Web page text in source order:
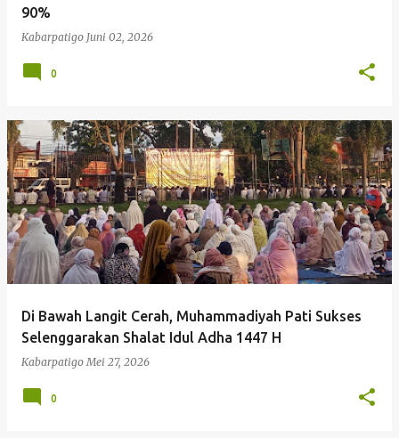
90%
Kabarpatigo Juni 02, 2026
0
Di Bawah Langit Cerah, Muhammadiyah Pati Sukses
Selenggarakan Shalat Idul Adha 1447 H
Kabarpatigo Mei 27, 2026
0